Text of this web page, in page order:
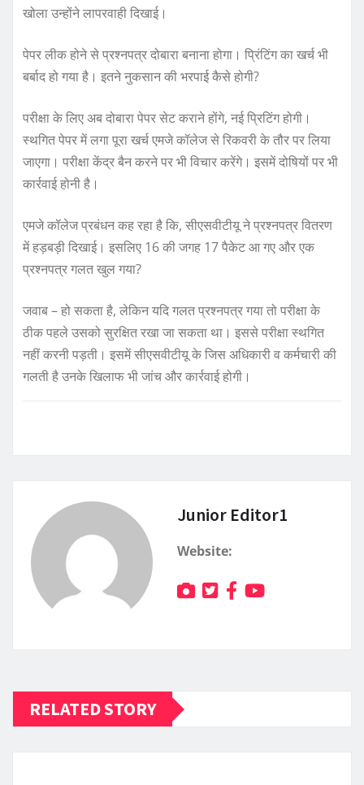
खोला उन्होंने लापरवाही दिखाई।
पेपर लीक होने से प्रश्नपत्र दोबारा बनाना होगा। प्रिंटिंग का खर्च भी
बर्बाद हो गया है। इतने नुकसान की भरपाई कैसे होगी?
परीक्षा के लिए अब दोबारा पेपर सेट कराने होंगे, नई प्रिटिंग होगी।
स्थगित पेपर में लगा पूरा खर्च एमजे कॉलेज से रिकवरी के तौर पर लिया
जाएगा। परीक्षा केंद्र बैन करने पर भी विचार करेंगे। इसमें दोषियों पर भी
कार्रवाई होनी है।
एमजे कॉलेज प्रबंधन कह रहा है कि, सीएसवीटीयू ने प्रश्नपत्र वितरण
में हड़बड़ी दिखाई। इसलिए 16 की जगह 17 पैकेट आ गए और एक
प्रश्नपत्र गलत खुल गया?
जवाब – हो सकता है, लेकिन यदि गलत प्रश्नपत्र गया तो परीक्षा के
ठीक पहले उसको सुरक्षित रखा जा सकता था। इससे परीक्षा स्थगित
नहीं करनी पड़ती। इसमें सीएसवीटीयू के जिस अधिकारी व कर्मचारी की
गलती है उनके खिलाफ भी जांच और कार्रवाई होगी।
Junior Editor1
Website:
RELATED STORY